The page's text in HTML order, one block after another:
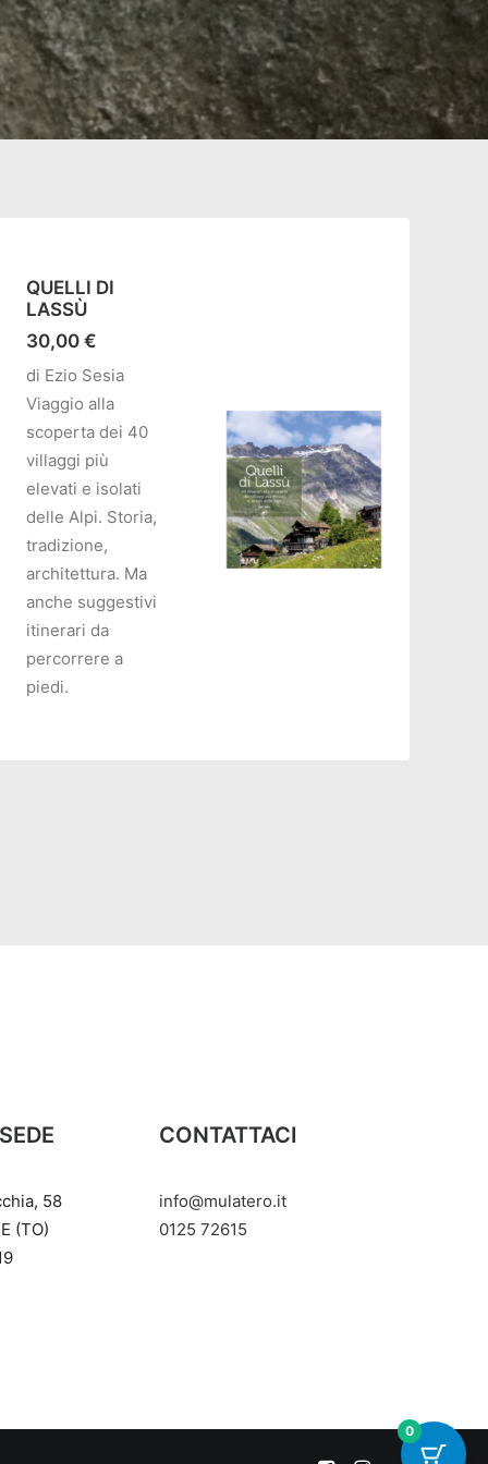
QUELLI DI
LASSÙ
30,00 €
di Ezio Sesia
Viaggio alla
scoperta dei 40
villaggi più
elevati e isolati
delle Alpi. Storia,
tradizione,
architettura. Ma
anche suggestivi
itinerari da
percorrere a
piedi.
58
(TO)
CONTATTACI
info@mulatero.it
‭0125 72615‬
0